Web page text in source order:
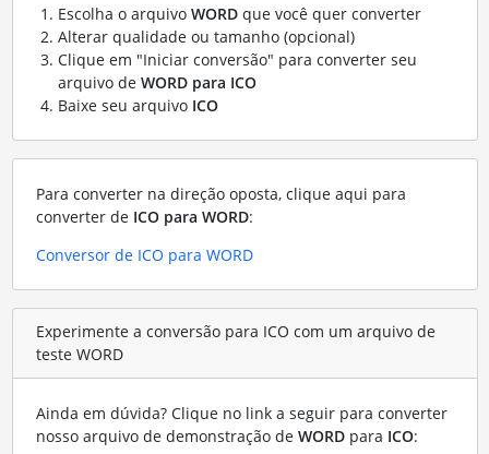
Escolha o arquivo WORDque você quer converter
Alterar qualidade ou tamanho (opcional)
Clique em "Iniciar conversão" para converter seu
arquivo de WORD para ICO
Baixe seu arquivo ICO
Para converter na direção oposta, clique aqui para
converter de ICO para WORD:
Conversor de ICO para WORD
Experimente a conversão para ICO com um arquivo de
teste WORD
Ainda em dúvida? Clique no link a seguir para converter
nosso arquivo de demonstração de WORDpara ICO: